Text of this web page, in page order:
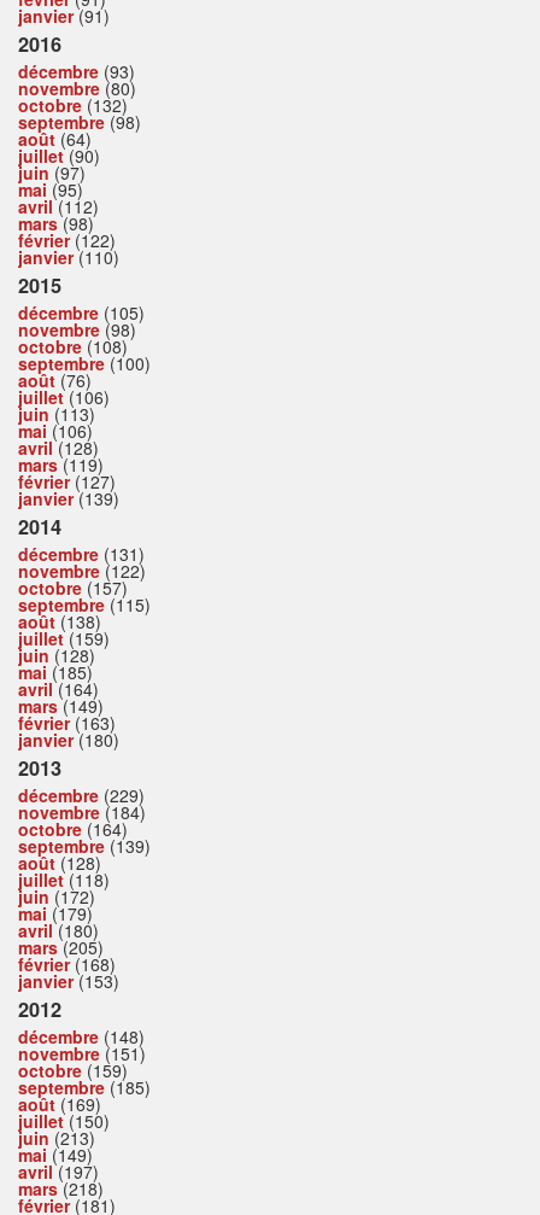
janvier(91)
2016
décembre (93)
novembre (80)
octobre (132)
septembre (98)
août (64)
juillet(90)
juin (97)
mai (95)
avril(112)
mars(98)
février(122)
janvier(110)
2015
décembre (105)
novembre (98)
octobre (108)
septembre (100)
août (76)
juillet(106)
juin (113)
mai (106)
avril(128)
mars(119)
février(127)
janvier(139)
2014
décembre (131)
novembre (122)
octobre (157)
septembre (115)
août (138)
juillet(159)
juin (128)
mai (185)
avril(164)
mars(149)
février(163)
janvier(180)
2013
décembre (229)
novembre (184)
octobre (164)
septembre (139)
août (128)
juillet(118)
juin (172)
mai (179)
avril(180)
mars(205)
février(168)
janvier(153)
2012
décembre (148)
novembre (151)
octobre (159)
septembre (185)
août (169)
juillet(150)
juin (213)
mai (149)
avril(197)
mars(218)
février(181)